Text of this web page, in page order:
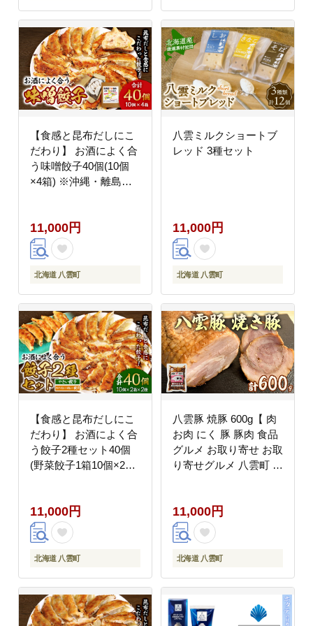
【食感と昆布だしにこ
だわり】 お酒によく合
う味噌餃子40個(10個
×4箱) ※沖縄・離島へ
11,000円
北海道 八雲町
八雲ミルクショートブ
レッド 3種セット
11,000円
北海道 八雲町
【食感と昆布だしにこ
だわり】 お酒によく合
う餃子2種セット40個
(野菜餃子1箱10個×2
べ比べ 詰め合わせ カレ
ー餃子 野菜餃子 冷凍餃
子 おつまみ グルメ お
取り寄せ
11,000円
北海道 八雲町
八雲豚 焼豚 600g【 肉
お肉 にく 豚 豚肉 食品
グルメ お取り寄せ お取
り寄せグルメ 八雲町 北
11,000円
北海道 八雲町